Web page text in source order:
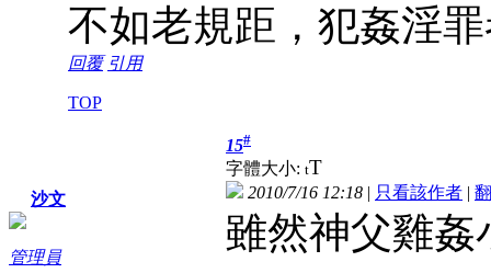
不如老規距，犯姦淫
回覆 引用
TOP
沙文
管理員
15#
字體大小: tT
2010/7/16 12:18 | 只看該作者 |
雖然神父雞姦